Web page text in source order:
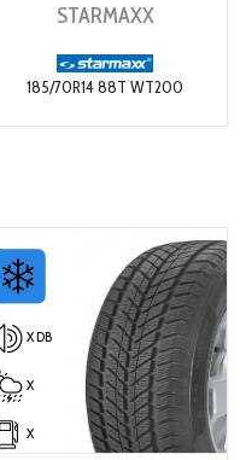
STARMAXX
185/70R14 88T WT200
X DB
X
X